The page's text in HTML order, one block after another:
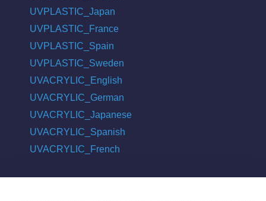
UVPLASTIC_Japan
UVPLASTIC_France
UVPLASTIC_Spain
UVPLASTIC_Sweden
UVACRYLIC_English
UVACRYLIC_German
UVACRYLIC_Japanese
UVACRYLIC_Spanish
UVACRYLIC_French